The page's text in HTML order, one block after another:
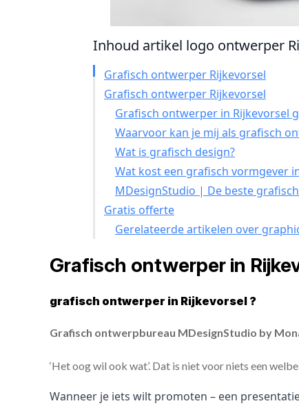
Inhoud artikel logo ontwerper
Grafisch ontwerper Rijkevorsel
Grafisch ontwerper Rijkevorsel
Grafisch ontwerper in Rijkevorsel
Waarvoor kan je mij als grafisch
Wat is grafisch design?
Wat kost een grafisch vormgever
MDesignStudio | De beste
Gratis offerte
Gerelateerde artikelen over
Grafisch ontwerper in
grafisch ontwerper in Rijkevorsel ?
Grafisch ontwerpbureau MDesignStudio by
‘Het oog wil ook wat’. Dat is niet voor niets een
Wanneer je iets wilt promoten – een